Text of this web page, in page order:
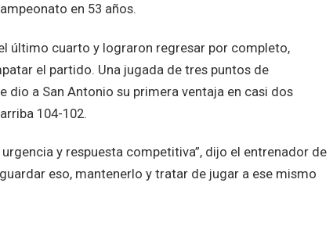
en 53 años.
último cuarto y lograron regresar por completo,
el partido. Una jugada de tres puntos de
dio a San Antonio su primera ventaja en casi dos
104-102.
y respuesta competitiva”, dijo el entrenador de
eso, mantenerlo y tratar de jugar a ese mismo